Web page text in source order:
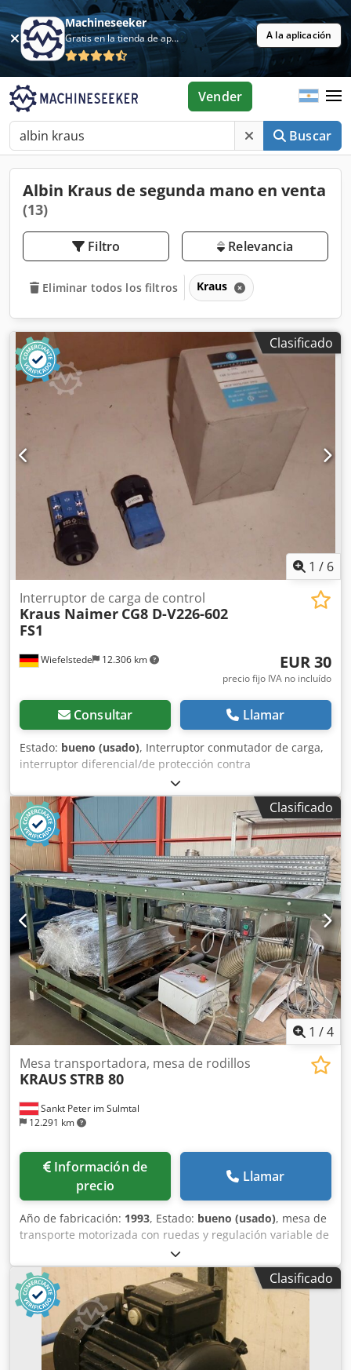
Machineseeker
Gratis en la tienda de aplicaciones A la aplicación
Buscar
Vender
Albin Kraus de segunda mano en venta
(13)
Filtro Relevancia
Eliminar todos los filtros Kraus
Clasificado
1 / 6
Wiefelstede 12.306 km
Interruptor de carga de control
Kraus Naimer CG8 D-V226-602
FS1
EUR 30
precio fijo IVA no incluído
Consultar Llamar
Estado: bueno (usado), Interruptor conmutador de carga,
interruptor diferencial/de protección contra
sobrecorriente, interruptor de protección del motor,
interruptor de inversión -Tipo: CG8 D-V226-602 FS1 -Sin:
Pomo de accionamiento -Precio: por unidad -Cantidad: 22
interruptores disponibles -Peso: 0,6 kg Dcsdpfjb A I Siex
Aflok
Clasificado
1 /4
Sankt Peter im Sulmtal
12.291 km
Mesa transportadora, mesa de rodillos
KRAUSSTRB 80
Información de
precio
Llamar
Año de fabricación: 1993, Estado: bueno (usado), mesa de
transporte motorizada con ruedas y regulación variable de
la velocidad Dimensiones: largo x ancho x alto = 2950 x
1300 x 900 mm Velocidad regulable Patas con altura
ajustable Carga máxima: 50 kg/m Nota sobre máquinas
usadas: Dsdpfsgvvn Eox Aflsck • Salvo errores en las
especificaciones técnicas y posibilidad de venta previa. •
Los precios indicados son precios de recogida en las
instalaciones, con carga a cargo del comprador. • La
máquina ha sido limpiada y se ha comprobado su
Clasificado